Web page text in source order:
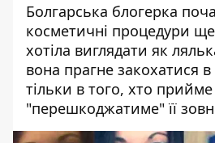
Болгарська блогерка
косметичні процедури
хотіла виглядати як
вона прагне закохатися
тільки в того, хто прийме
"перешкоджатиме" її